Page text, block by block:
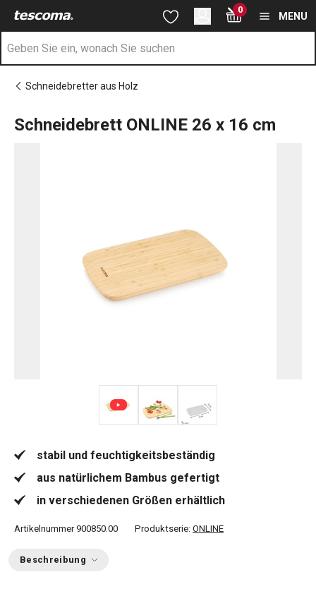
Sie befinden sich auf der Schneidebrett ONLINE 26 x 16 cm
Zum Hauptinhalt springen
Zur Suche springen
Zur Navigation springen 0
MENU
Schneidebretter aus Holz
Schneidebrett ONLINE 26 x 16 cm
stabil und feuchtigkeitsbeständig
aus natürlichem Bambus gefertigt
in verschiedenen Größen erhältlich
Artikelnummer 900850.00 Produktserie: ONLINE
Beschreibung